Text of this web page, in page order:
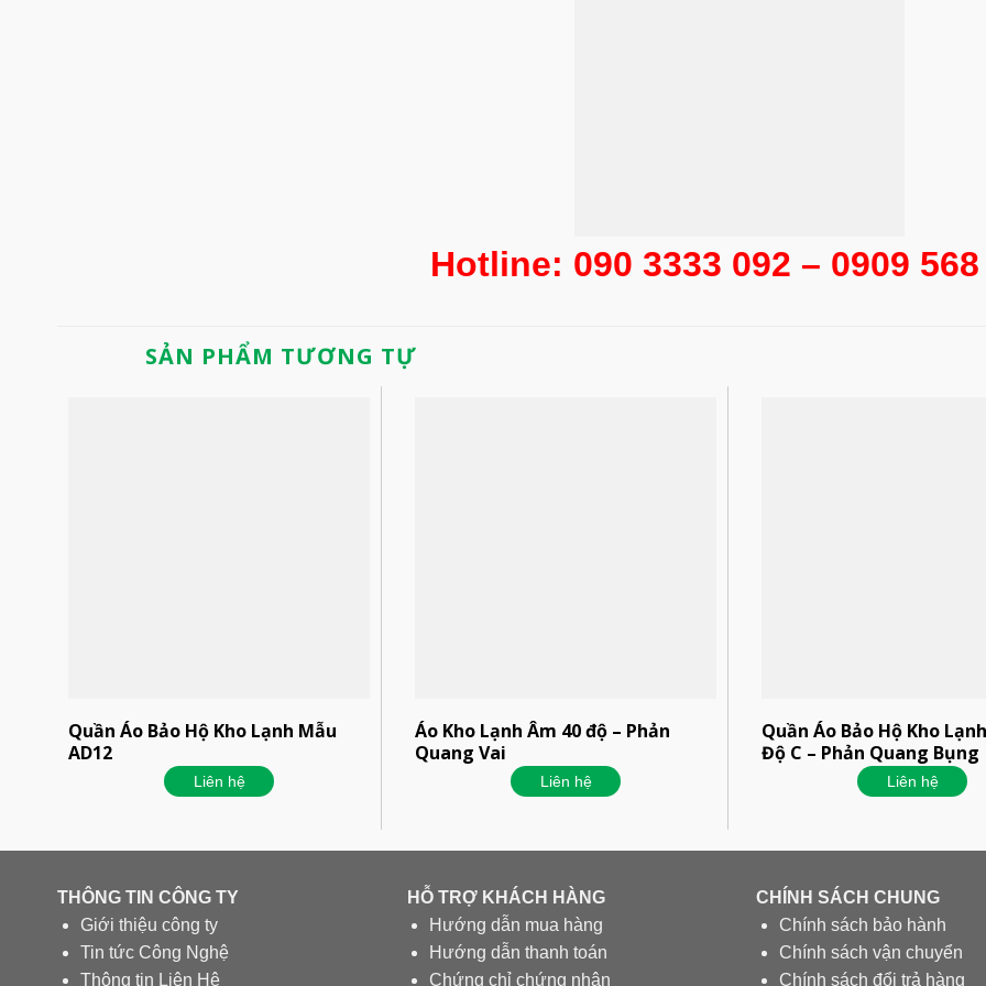
Hotline: 090 3333 092 – 0909
SẢN PHẨM TƯƠNG TỰ
Quần Áo Bảo Hộ Kho Lạnh Mẫu
AD12
Liên hệ
Áo Kho Lạnh Âm 40 độ – Phản
Quang Vai
Liên hệ
Quần Áo Bảo Hộ Kho
Độ C – Phản Quang Bụng
Liên hệ
THÔNG TIN CÔNG TY
Giới thiệu công ty
Tin tức Công Nghệ
Thông tin Liên Hệ
HỖ TRỢ KHÁCH HÀNG
Hướng dẫn mua hàng
Hướng dẫn thanh toán
Chứng chỉ chứng nhận
CHÍNH SÁCH CHUNG
Chính sách bảo hành
Chính sách vận chuyển
Chính sách đổi trả hàng